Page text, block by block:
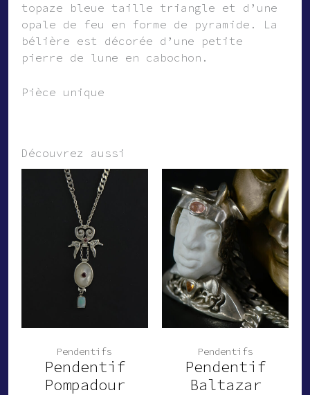
topaze bleue taille triangle et d’une
opale de feu en forme de pyramide. La
bélière est décorée d’une petite
pierre de lune en cabochon.
Pièce unique
Découvrez aussi
Pendentifs
Pendentif
Pompadour
Pendentifs
Pendentif
Baltazar